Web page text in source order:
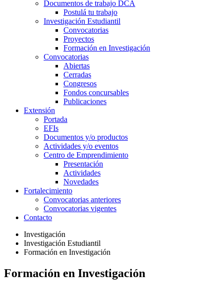
Documentos de trabajo DCA
Postulá tu trabajo
Investigación Estudiantil
Convocatorias
Proyectos
Formación en Investigación
Convocatorias
Abiertas
Cerradas
Congresos
Fondos concursables
Publicaciones
Extensión
Portada
EFIs
Documentos y/o productos
Actividades y/o eventos
Centro de Emprendimiento
Presentación
Actividades
Novedades
Fortalecimiento
Convocatorias anteriores
Convocatorias vigentes
Contacto
Investigación
Investigación Estudiantil
Formación en Investigación
Formación en Investigación